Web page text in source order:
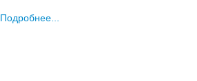
Подробнее...